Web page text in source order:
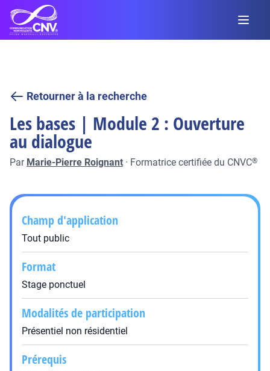
Retourner à la recherche
Les bases | Module 2 : Ouverture
au dialogue
Par Marie-Pierre Roignant · Formatrice certifiée du CNVC®
Champ d'application
Tout public
Format
Stage ponctuel
Modalités de participation
Présentiel non résidentiel
Prérequis